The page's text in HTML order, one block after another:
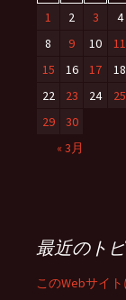
1
2 3 4
8
9 10 11
15
16 17 18
22
23 24 25
29
30
« 3月
最近のト
このWebサイ